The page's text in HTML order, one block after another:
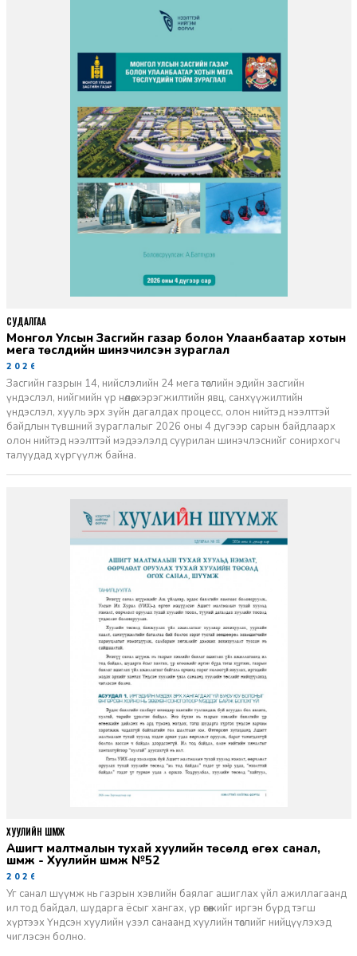
Монгол Улсын Засгийн газар болон Улаанбаатар хотын
мега төслүүдийн шинэчилсэн зураглал
2026-06-29
Засгийн газрын 14, нийслэлийн 24 мега төслийн эдийн засгийн
үндэслэл, нийгмийн үр нөлөө, хэрэгжилтийн явц, санхүүжилтийн
үндэслэл, хууль эрх зүйн дагалдах процесс, олон нийтэд нээлттэй
байдлын түвшний зураглалыг 2026 оны 4 дүгээр сарын байдлаарх
олон нийтэд нээлттэй мэдээлэлд суурилан шинэчлэснийг сонирхогч
талуудад хүргүүлж байна.
СУДАЛГАА
Ашигт малтмалын тухай хуулийн төсөлд өгөх санал,
шүүмж - Хуулийн шүүмж №52
2026-06-29
Уг санал шүүмж нь газрын хэвлийн баялаг ашиглах үйл ажиллагаанд
ил тод байдал, шударга ёсыг хангах, үр өгөөжийг иргэн бүрд тэгш
хүртээх Үндсэн хуулийн үзэл санаанд хуулийн төслийг нийцүүлэхэд
чиглэсэн болно.
ХУУЛИЙН ШҮҮМЖ